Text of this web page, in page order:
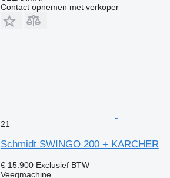
Contact opnemen met verkoper
21
Schmidt SWINGO 200 + KARCHER
€ 15.900 Exclusief BTW
Veegmachine